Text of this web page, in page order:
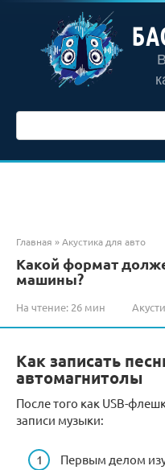
контенту
Главная »Акустика для авто
Какой формат
машины?
На чтение: 26 мин
Как записать
автомагнитолы
После того как USB-
записи музыки:
Первым делом